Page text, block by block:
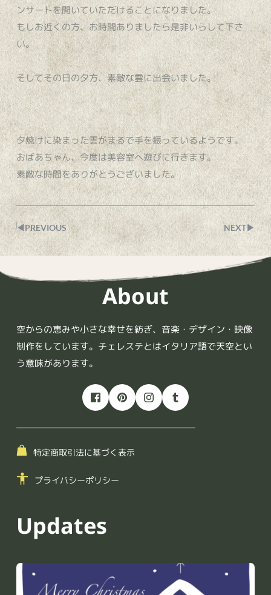
ンサートを開いていただけることになりました。
もしお近くの方、お時間ありましたら是非いらして下さ
い。
そしてその日の夕方、素敵な雲に出会いました。
夕焼けに染まった雲がまるで手を振っているようです。
おばあちゃん、今度は美容室へ遊びに行きます。
素敵な時間をありがとうございました。
◀︎PREVIOUS NEXT▶︎
About
空からの恵みや小さな幸せを紡ぎ、音楽・デザイン・映像
制作をしています。チェレステとはイタリア語で天空とい
う意味があります。
特定商取引法に基づく表示
プライバシーポリシー
Updates